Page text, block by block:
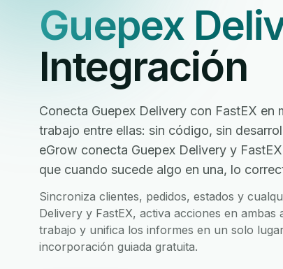
Guepex
Integración
Conecta Guepex Delivery con FastEX
trabajo entre ellas: sin código, sin
eGrow conecta Guepex Delivery y
que cuando sucede algo en una, lo
Sincroniza clientes, pedidos, estados y
Delivery y FastEX, activa acciones en
trabajo y unifica los informes en un solo
incorporación guiada gratuita.